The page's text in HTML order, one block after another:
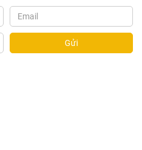
Gửi